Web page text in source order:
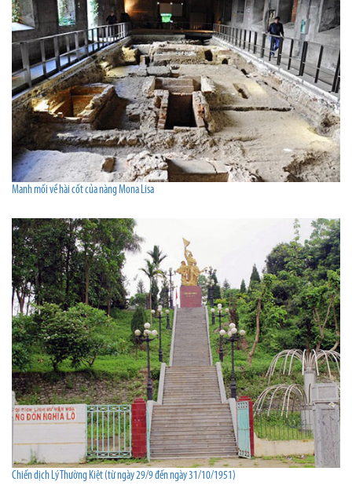
Manh mối về hài cốt của nàng Mona Lisa
Chiến dịch Lý Thường Kiệt (từ ngày 29/9 đến ngày 31/10/1951)